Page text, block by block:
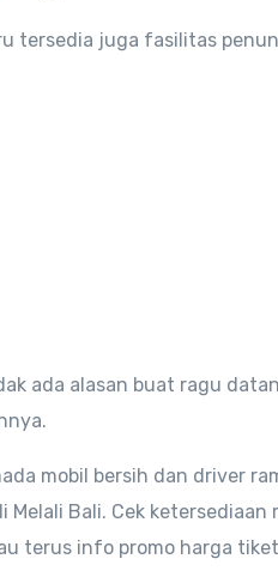
tersedia juga fasilitas
ada alasan buat ragu
mobil bersih dan driver
Melali Bali. Cek ketersediaan
terus info promo harga tiket